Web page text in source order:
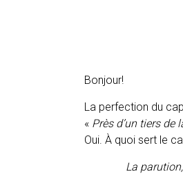
Bonjour!
La perfection du
« Près d’un tiers
Oui. À quoi sert le
La